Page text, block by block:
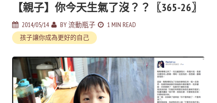
【親子】你今天生氣了沒？？〖365-26〗
2014/05/14 BY流動瓶子 1 MIN READ
孩子讓你成為更好的自己